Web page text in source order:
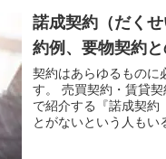
諾成契約（だく
約例、要物契約
契約はあらゆるものに
す。 売買契約・賃貸
で紹介する『諾成契約
とがないという人もい